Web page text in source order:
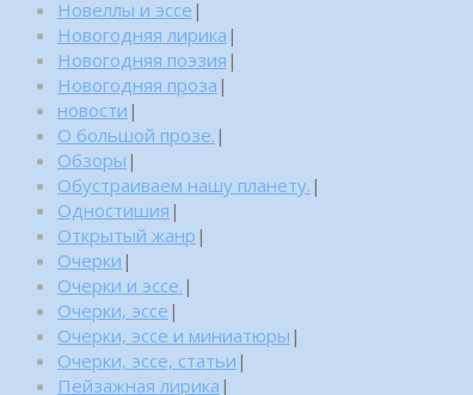
Новеллы и эссе |
Новогодняя лирика |
Новогодняя поэзия |
Новогодняя проза |
новости |
О большой прозе. |
Обзоры |
Обустраиваем нашу планету. |
Одностишия |
Открытый жанр |
Очерки |
Очерки и эссе. |
Очерки, эссе |
Очерки, эссе и миниатюры |
Очерки, эссе, статьи |
Пейзажная лирика |